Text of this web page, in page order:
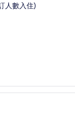
人數入住)